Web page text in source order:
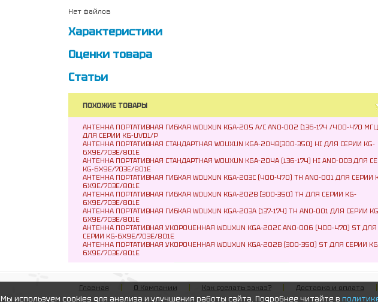
Нет файлов
Характеристики
Оценки товара
Статьи
ПОХОЖИЕ ТОВАРЫ
АНТЕННА ПОРТАТИВНАЯ ГИБКАЯ WOUXUN KGA-205 A/С ANO-002 (136-174 /400-470
ДЛЯ СЕРИИ KG-UVD1/P
АНТЕННА ПОРТАТИВНАЯ СТАНДАРТНАЯ WOUXUN KGA-204B(300-350) HI ДЛЯ СЕРИИ KG-
6X9E/703E/801E
АНТЕННА ПОРТАТИВНАЯ СТАНДАРТНАЯ WOUXUN KGA-204А (136-174) HI ANO-003 ДЛЯ
KG-6X9E/703E/801E
АНТЕННА ПОРТАТИВНАЯ ГИБКАЯ WOUXUN KGA-203С (400-470) TH ANO-001 ДЛЯ СЕРИИ
6X9E/703E/801E
АНТЕННА ПОРТАТИВНАЯ ГИБКАЯ WOUXUN KGA-202В (300-350) TH ДЛЯ СЕРИИ KG-
6X9E/703E/801E
АНТЕННА ПОРТАТИВНАЯ ГИБКАЯ WOUXUN KGA-203А (137-174) TH ANO-001 ДЛЯ СЕРИИ
6X9E/703E/801E
АНТЕННА ПОРТАТИВНАЯ УКОРОЧЕННАЯ WOUXUN KGA-202С ANO-006 (400-470) ST ДЛЯ
СЕРИИ KG-6X9E/703E/801E
АНТЕННА ПОРТАТИВНАЯ УКОРОЧЕННАЯ WOUXUN KGA-202В (300-350) ST ДЛЯ СЕРИИ
6X9E/703E/801E
Главная О Компании Как сделать заказ? Доставка и оплата
Мы используем cookies для анализа и улучшения работы сайта. Подробнее читайте в